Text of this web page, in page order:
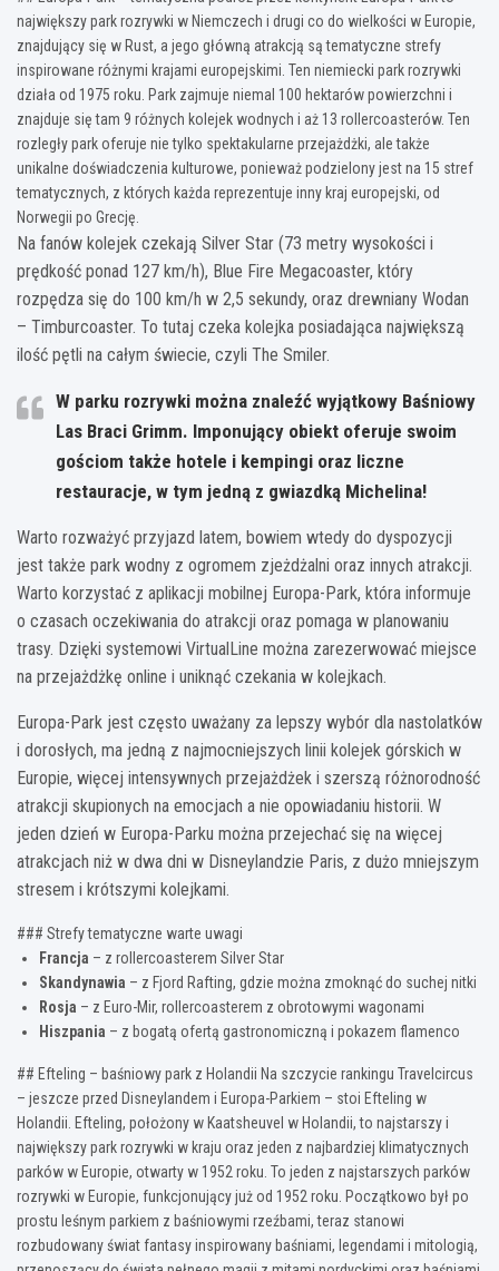
największy park rozrywki w Niemczech i drugi co do wielkości w Europie,
znajdujący się w Rust, a jego główną atrakcją są tematyczne strefy
inspirowane różnymi krajami europejskimi. Ten niemiecki park rozrywki
działa od 1975 roku. Park zajmuje niemal 100 hektarów powierzchni i
znajduje się tam 9 różnych kolejek wodnych i aż 13 rollercoasterów. Ten
rozległy park oferuje nie tylko spektakularne przejażdżki, ale także
unikalne doświadczenia kulturowe, ponieważ podzielony jest na 15 stref
tematycznych, z których każda reprezentuje inny kraj europejski, od
Norwegii po Grecję.
Na fanów kolejek czekają Silver Star (73 metry wysokości i
prędkość ponad 127 km/h), Blue Fire Megacoaster, który
rozpędza się do 100 km/h w 2,5 sekundy, oraz drewniany Wodan
– Timburcoaster. To tutaj czeka kolejka posiadająca największą
ilość pętli na całym świecie, czyli The Smiler.
W parku rozrywki można znaleźć wyjątkowy Baśniowy
Las Braci Grimm. Imponujący obiekt oferuje swoim
gościom także hotele i kempingi oraz liczne
restauracje, w tym jedną z gwiazdką Michelina!
Warto rozważyć przyjazd latem, bowiem wtedy do dyspozycji
jest także park wodny z ogromem zjeżdżalni oraz innych atrakcji.
Warto korzystać z aplikacji mobilnej Europa-Park, która informuje
o czasach oczekiwania do atrakcji oraz pomaga w planowaniu
trasy. Dzięki systemowi VirtualLine można zarezerwować miejsce
na przejażdżkę online i uniknąć czekania w kolejkach.
Europa-Park jest często uważany za lepszy wybór dla nastolatków
i dorosłych, ma jedną z najmocniejszych linii kolejek górskich w
Europie, więcej intensywnych przejażdżek i szerszą różnorodność
atrakcji skupionych na emocjach a nie opowiadaniu historii. W
jeden dzień w Europa-Parku można przejechać się na więcej
atrakcjach niż w dwa dni w Disneylandzie Paris, z dużo mniejszym
stresem i krótszymi kolejkami.
### Strefy tematyczne warte uwagi
Francja – z rollercoasterem Silver Star
Skandynawia – z Fjord Rafting, gdzie można zmoknąć do suchej nitki
Rosja – z Euro-Mir, rollercoasterem z obrotowymi wagonami
Hiszpania – z bogatą ofertą gastronomiczną i pokazem flamenco
## Efteling – baśniowy park z Holandii Na szczycie rankingu Travelcircus
– jeszcze przed Disneylandem i Europa-Parkiem – stoi Efteling w
Holandii. Efteling, położony w Kaatsheuvel w Holandii, to najstarszy i
największy park rozrywki w kraju oraz jeden z najbardziej klimatycznych
parków w Europie, otwarty w 1952 roku. To jeden z najstarszych parków
rozrywki w Europie, funkcjonujący już od 1952 roku. Początkowo był po
prostu leśnym parkiem z baśniowymi rzeźbami, teraz stanowi
rozbudowany świat fantasy inspirowany baśniami, legendami i mitologią,